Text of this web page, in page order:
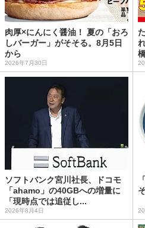
肉厚×にんにく醤油！ 夏の「おろ
しバーガー」がそそる。8月5日
から
2026年7月30日
ソフトバンク宮川社長、ドコモ
「ahamo」の40GBへの増量に
「現時点では追従し...
2026年8月4日